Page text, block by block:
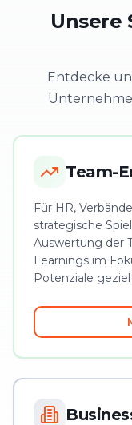
Unsere
Entdecke
Team-
Für HR,
strategische
Auswertung der
Learnings im
Potenziale